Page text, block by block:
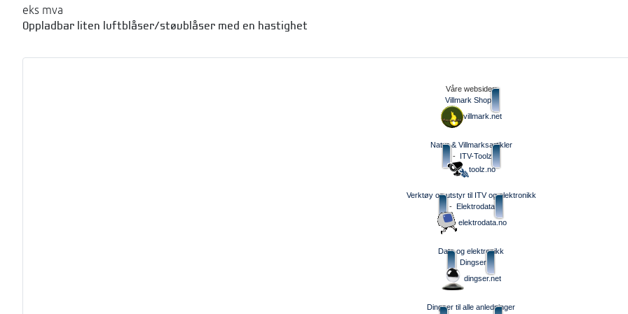
eks mva
Oppladbar liten luftblåser/støvblåser med en hastighet
Våre websider:
Villmark Shop
villmark.net
Natur & Villmarksartikler
- ITV-Toolz
toolz.no
Verktøy og utstyr til ITV og elektronikk
- Elektrodata
elektrodata.no
Data og elektronikk
Dingser
dingser.net
Dingser til alle anledninger